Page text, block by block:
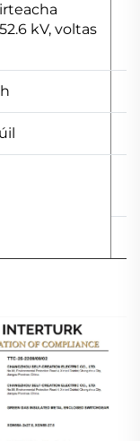
kV, voltas